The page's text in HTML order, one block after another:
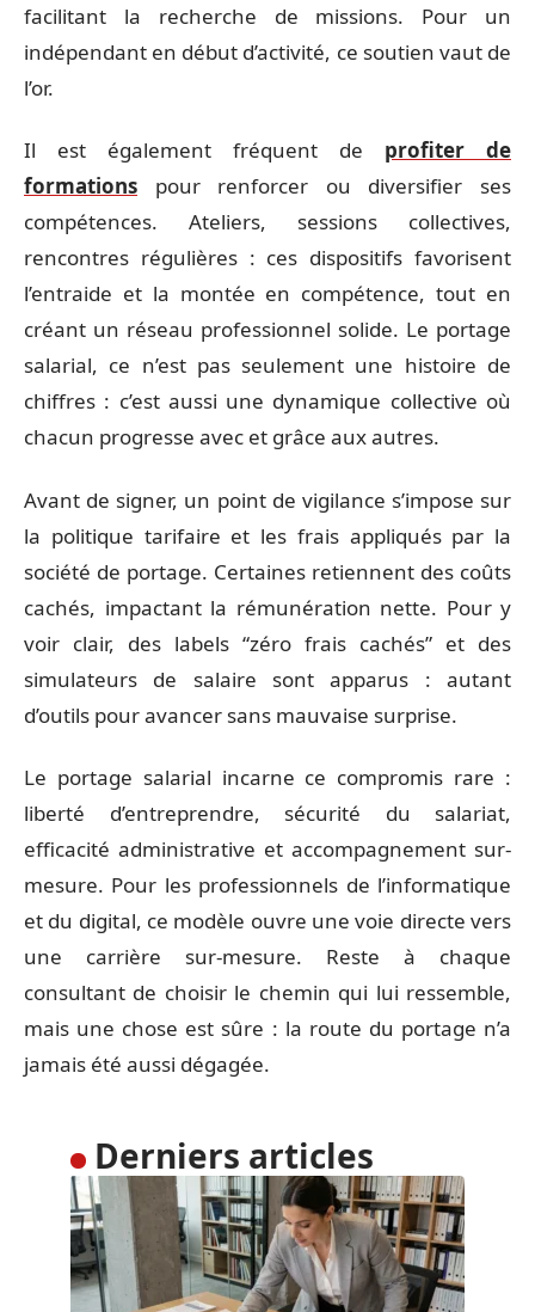
facilitant la recherche de missions. Pour un
indépendant en début d’activité, ce soutien vaut de
l’or.
Il est également fréquent de profiter de
formations pour renforcer ou diversifier ses
compétences. Ateliers, sessions collectives,
rencontres régulières : ces dispositifs favorisent
l’entraide et la montée en compétence, tout en
créant un réseau professionnel solide. Le portage
salarial, ce n’est pas seulement une histoire de
chiffres : c’est aussi une dynamique collective où
chacun progresse avec et grâce aux autres.
Avant de signer, un point de vigilance s’impose sur
la politique tarifaire et les frais appliqués par la
société de portage. Certaines retiennent des coûts
cachés, impactant la rémunération nette. Pour y
voir clair, des labels “zéro frais cachés” et des
simulateurs de salaire sont apparus : autant
d’outils pour avancer sans mauvaise surprise.
Le portage salarial incarne ce compromis rare :
liberté d’entreprendre, sécurité du salariat,
efficacité administrative et accompagnement sur-
mesure. Pour les professionnels de l’informatique
et du digital, ce modèle ouvre une voie directe vers
une carrière sur-mesure. Reste à chaque
consultant de choisir le chemin qui lui ressemble,
mais une chose est sûre : la route du portage n’a
jamais été aussi dégagée.
Derniers articles